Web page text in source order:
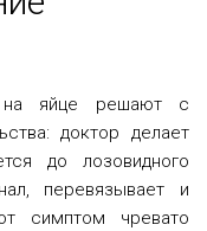
яйце решают с
доктор делает
до лозовидного
перевязывает и
симптом чревато